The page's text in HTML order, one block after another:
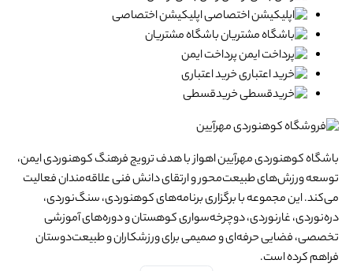
اپلیکیشن اختصاصی
باشگاه مشتریان
پرداخت ایمن
خرید اعتباری
خرید‌قسطی
باشگاه کوهنوردی مهرآیین اهواز با هدف ترویج فرهنگ کوهنوردی ایمن،
توسعه ورزش‌های طبیعت‌محور و ارتقای دانش فنی علاقه‌مندان فعالیت
می‌کند. این مجموعه با برگزاری برنامه‌های کوهنوردی، سنگ‌نوردی،
دره‌نوردی، غارنوردی، دوچرخه‌سواری کوهستان و دوره‌های آموزشی
تخصصی، فضایی حرفه‌ای و صمیمی برای ورزشکاران و طبیعت‌دوستان
فراهم کرده است.